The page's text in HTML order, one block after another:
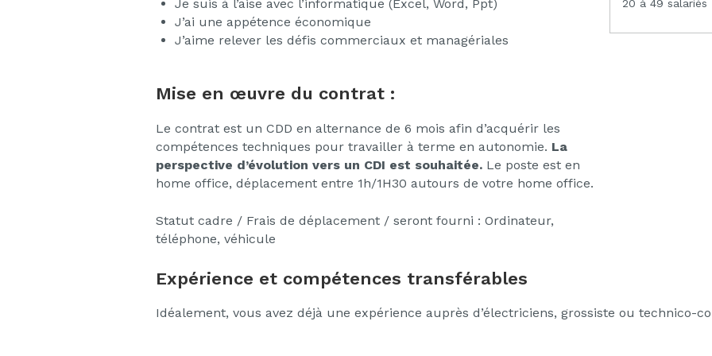
Je suis à l’aise avec l’informatique (Excel, Word, Ppt)
J’ai une appétence économique
J’aime relever les défis commerciaux et managériales
Mise en œuvre du contrat :
Le contrat est un CDD en alternance de 6 mois afin d’acquérir les
compétences techniques pour travailler à terme en autonomie. La
perspective d’évolution vers un CDI est souhaitée. Le poste est en
home office, déplacement entre 1h/1H30 autours de votre home office.
Statut cadre / Frais de déplacement / seront fourni : Ordinateur,
téléphone, véhicule
20 à 49 salariés
Expérience et compétences transférables
Idéalement, vous avez déjà une expérience auprès d’électriciens, grossiste ou technico-